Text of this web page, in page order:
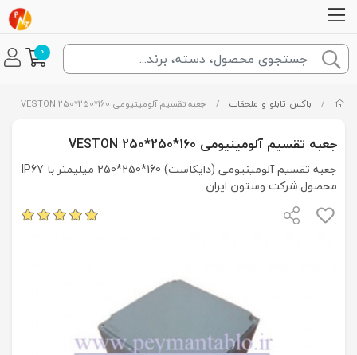
0
/ باکس تابلو و ملحقات / جعبه تقسیم آلومینیومی 160*250*250 VESTON
جعبه تقسیم آلومینیومی 160*250*250 VESTON
جعبه تقسیم آلومینیومی (دایکاست) 160*250*250 میلیمتر با IP67
محصول شرکت وستون ایران